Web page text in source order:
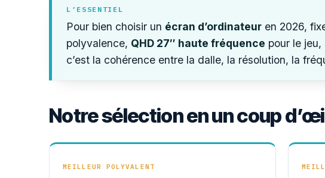
L’ESSENTIEL
Pour bien choisir un écran d’ordinateur en 2026,
polyvalence, QHD 27″ haute fréquence pour le jeu,
c’est la cohérence entre la dalle, la résolution, la
Notre sélection en un coup
MEILLEUR POLYVALENT